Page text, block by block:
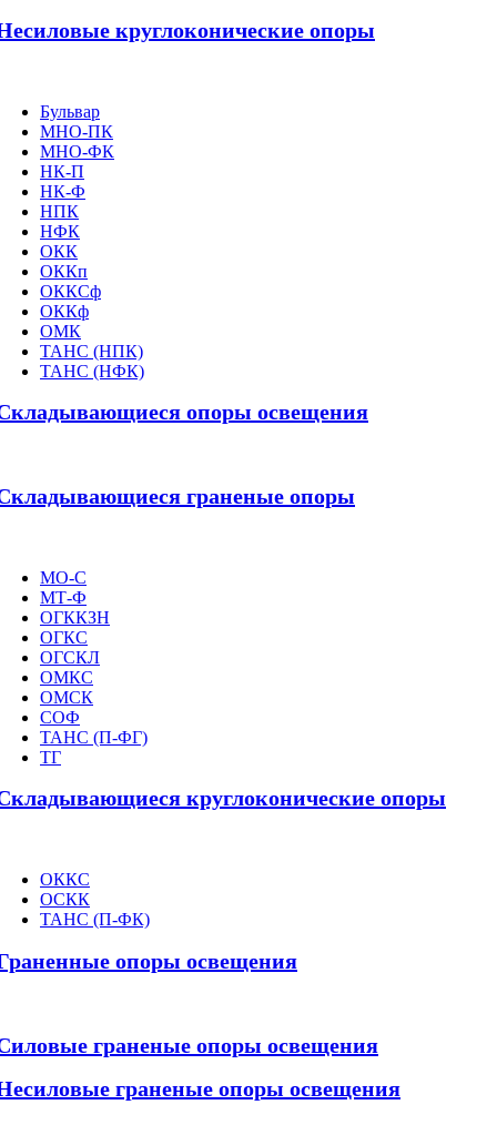
круглоконические опоры
Бульвар
МНО-ПК
МНО-ФК
НК-П
НК-Ф
НПК
НФК
ОКК
ОККп
ОККСф
ОККф
ОМК
ТАНС (НПК)
ТАНС (НФК)
опоры освещения
граненые опоры
МО-С
МТ-Ф
ОГККЗН
ОГКС
ОГСКЛ
ОМКС
ОМСК
СОФ
ТАНС (П-ФГ)
ТГ
круглоконические опоры
ОККС
ОСКК
ТАНС (П-ФК)
опоры освещения
граненые опоры освещения
граненые опоры освещения